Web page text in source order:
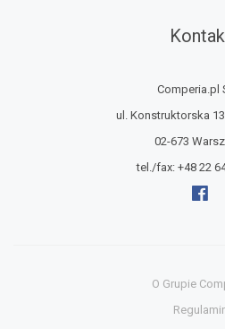
Comperia.pl
ul. Konstruktorska 13
02-673
tel./fax: +48 22
O Grupie